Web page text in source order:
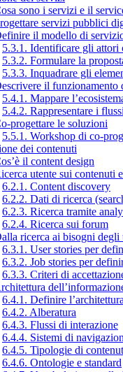
sono i servizi e il
servizi pubblici
il modello di
5.3.1. Identificare gli attori
5.3.2. Formulare la
5.3.3. Inquadrare gli
il funzionamento
5.4.1. Mappare
5.4.2. Rappresentare i
progettare le soluzioni
5.5.1. Workshop di co-
dei contenuti
il content design
utente sui contenuti
6.2.1. Content discovery
6.2.2. Dati di ricerca
6.2.3. Ricerca tramite
6.2.4. Ricerca sui forum
ricerca ai bisogni degli
6.3.1. User stories per
6.3.2. Job stories per
6.3.3. Criteri di
6.4.1. Definire
6.4.2. Alberatura
6.4.3. Flussi di interazione
6.4.4. Sistemi di
6.4.5. Tipologie di
6.4.6. Ontologie e standard